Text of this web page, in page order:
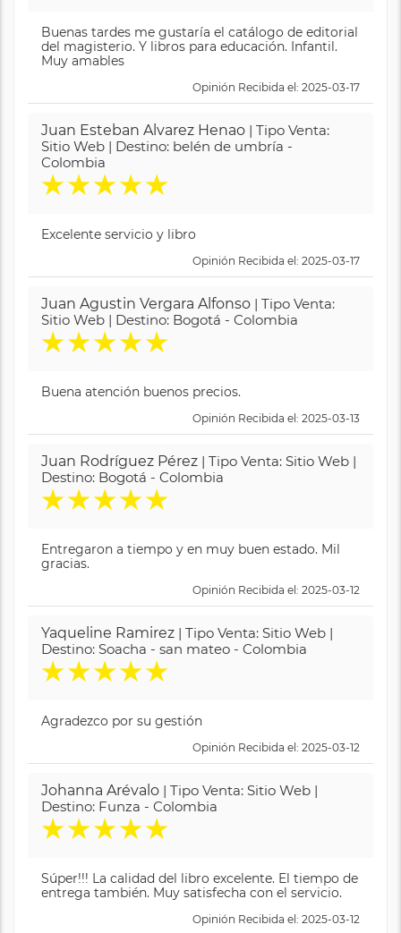
Buenas tardes me gustaría el catálogo de editorial
del magisterio. Y libros para educación. Infantil.
Muy amables
Opinión Recibida el: 2025-03-17
Juan Esteban Alvarez Henao | Tipo Venta:
Sitio Web | Destino: belén de umbría -
Colombia
★★★★★
Excelente servicio y libro
Opinión Recibida el: 2025-03-17
Juan Agustin Vergara Alfonso | Tipo Venta:
Sitio Web | Destino: Bogotá - Colombia
★★★★★
Buena atención buenos precios.
Opinión Recibida el: 2025-03-13
Juan Rodríguez Pérez | Tipo Venta: Sitio Web |
Destino: Bogotá - Colombia
★★★★★
Entregaron a tiempo y en muy buen estado. Mil
gracias.
Opinión Recibida el: 2025-03-12
Yaqueline Ramirez | Tipo Venta: Sitio Web |
Destino: Soacha - san mateo - Colombia
★★★★★
Agradezco por su gestión
Opinión Recibida el: 2025-03-12
Johanna Arévalo | Tipo Venta: Sitio Web |
Destino: Funza - Colombia
★★★★★
Súper!!! La calidad del libro excelente. El tiempo de
entrega también. Muy satisfecha con el servicio.
Opinión Recibida el: 2025-03-12